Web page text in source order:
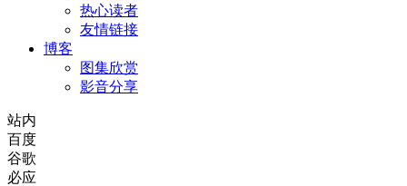
热心读者
友情链接
博客
图集欣赏
影音分享
站内
百度
谷歌
必应